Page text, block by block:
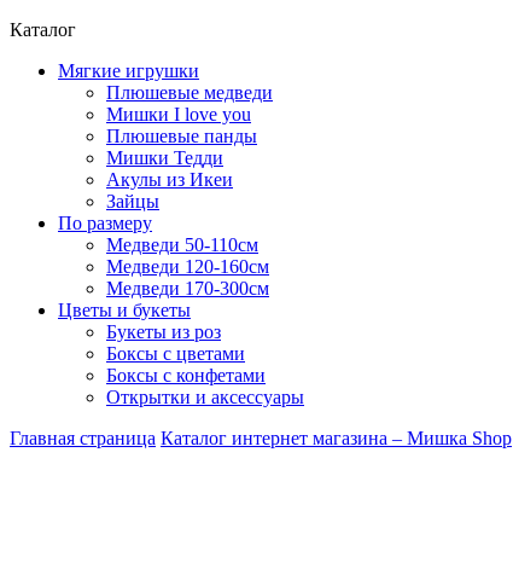
Каталог
Мягкие игрушки
Плюшевые медведи
Мишки I love you
Плюшевые панды
Мишки Тедди
Акулы из Икеи
Зайцы
По размеру
Медведи 50-110см
Медведи 120-160см
Медведи 170-300см
Цветы и букеты
Букеты из роз
Боксы с цветами
Боксы с конфетами
Открытки и аксессуары
Главная страница Каталог интернет магазина – Мишка Shop